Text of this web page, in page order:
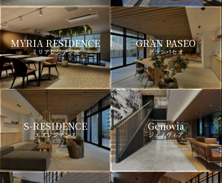
MYRIA RESIDENCE
ミリアレジデンス
GRAN PASEO
グランパセオ
S-RESIDENCE
エスレジデンス
Genovia
ジェノヴィア